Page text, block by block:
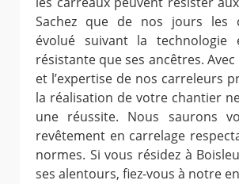
Sachez que de nos jours les
évolué suivant la
résistante que ses ancêtres.
et l’expertise de nos carreleurs
la réalisation de votre chantier
une réussite. Nous saurons
revêtement en carrelage
normes. Si vous résidez à
ses alentours, fiez-vous à notre